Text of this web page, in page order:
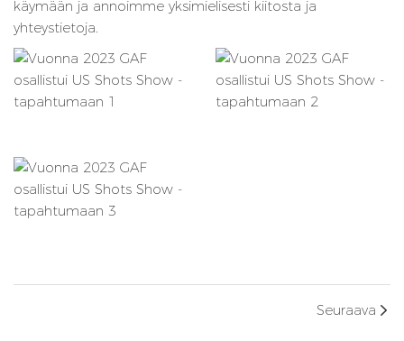
käymään ja annoimme yksimielisesti kiitosta ja
yhteystietoja.
Seuraava